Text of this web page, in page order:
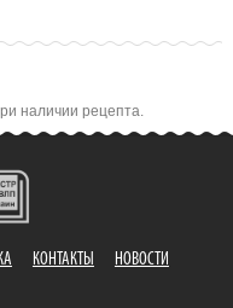
наличии рецепта.
КОНТАКТЫ НОВОСТИ